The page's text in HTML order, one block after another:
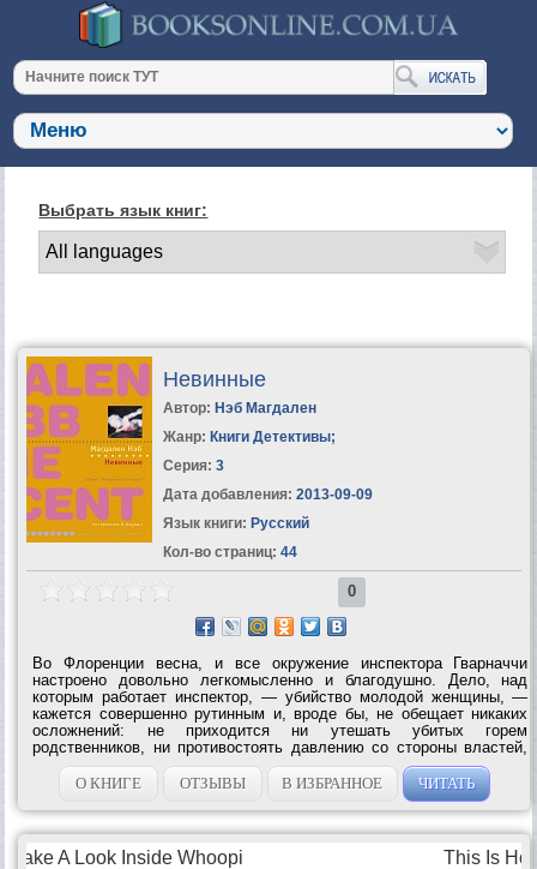
Выбрать язык книг:
Невинные
Автор: Нэб Магдален
Жанр: Книги Детективы;
Серия: 3
Дата добавления: 2013-09-09
Язык книги: Русский
Кол-во страниц: 44
0
Во Флоренции весна, и все окружение инспектора Гварначчи
настроено довольно легкомысленно и благодушно. Дело, над
которым работает инспектор, — убийство молодой женщины, —
кажется совершенно рутинным и, вроде бы, не обещает никаких
осложнений: не приходится ни утешать убитых горем
родственников, ни противостоять давлению со стороны властей,
ни прятаться от вездесущих папарацци. Но вдруг ситуация резко
меняется. Происходит второе...
О КНИГЕ ОТЗЫВЫ В ИЗБРАННОЕ ЧИТАТЬ